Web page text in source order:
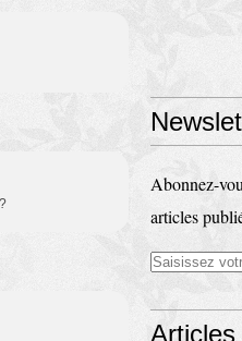
Abonnez-
articles